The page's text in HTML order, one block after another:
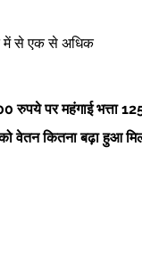
में से एक से अधिक
रुपये पर महंगाई भत्ता
वेतन कितना बढ़ा हुआ